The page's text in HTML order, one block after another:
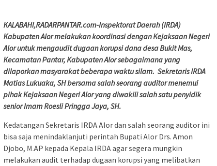
KALABAHI,RADARPANTAR.com-Inspektorat Daerah (IRDA)
Kabupaten Alor melakukan koordinasi dengan Kejaksaan Negeri
Alor untuk mengaudit dugaan korupsi dana desa Bukit Mas,
Kecamatan Pantar, Kabupaten Alor sebagaimana yang
dilaporkan masyarakat beberapa waktu silam. Sekretaris IRDA
Matias Lukuaka, SH bersama salah seorang auditor menemui
pihak Kejaksaan Negeri Alor yang diwakili salah satu penyidik
senior Imam Roesli Pringga Jaya, SH.
Kedatangan Sekretaris IRDA Alor dan salah seorang auditor ini
bisa saja menindaklanjuti perintah Bupati Alor Drs. Amon
Djobo, M.AP kepada Kepala IRDA agar segera mungkin
melakukan audit terhadap dugaan korupsi yang melibatkan